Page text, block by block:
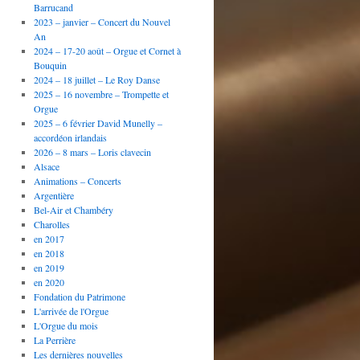
Barrucand
2023 – janvier – Concert du Nouvel
An
2024 – 17-20 août – Orgue et Cornet à
Bouquin
2024 – 18 juillet – Le Roy Danse
2025 – 16 novembre – Trompette et
Orgue
2025 – 6 février David Munelly –
accordéon irlandais
2026 – 8 mars – Loris clavecin
Alsace
Animations – Concerts
Argentière
Bel-Air et Chambéry
Charolles
en 2017
en 2018
en 2019
en 2020
Fondation du Patrimone
L'arrivée de l'Orgue
L'Orgue du mois
La Perrière
Les dernières nouvelles